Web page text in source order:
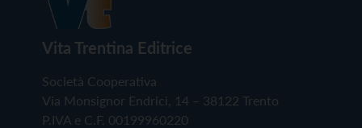
Vita Trentina Editrice
Società Cooperativa
Via Monsignor Endrici, 14 – 38122 Trento
P.IVA e C.F. 00199960220